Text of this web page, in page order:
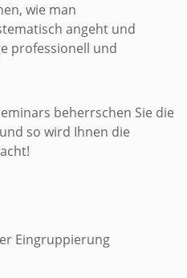
wie man
angeht und
professionell und
beherrschen Sie die
so wird Ihnen die
Eingruppierung